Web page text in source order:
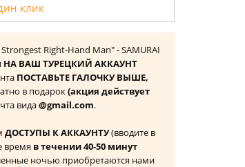
клик
Right-Hand Man" - SAMURAI
НА ВАШ ТУРЕЦКИЙ АККАУНТ
ПОСТАВЬТЕ ГАЛОЧКУ ВЫШЕ,
в подарок(акция действует
вида@gmail.com.
ДОСТУПЫ К АККАУНТУ(вводите в
время в течении 40-50 минут
ночью приобретаются нами